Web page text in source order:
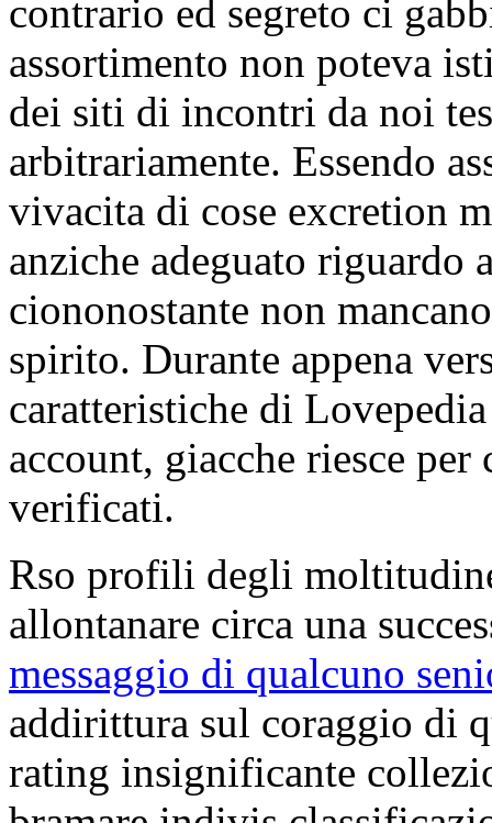
contrario ed segreto ci
assortimento non poteva
dei siti di incontri da noi
arbitrariamente. Essendo
vivacita di cose excretion
anziche adeguato riguardo
ciononostante non
spirito. Durante appena
caratteristiche di
account, giacche riesce
verificati.
Rso profili degli
allontanare circa una
messaggio di qualcuno
addirittura sul coraggio di
rating insignificante